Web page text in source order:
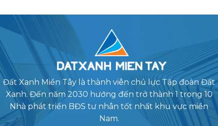
Đất Xanh Miền Tây là thành viên chủ lực Tập đoàn Đất
Xanh. Đến năm 2030 hướng đến trở thành 1 trong 10
Nhà phát triển BĐS tư nhân tốt nhất khu vực miền
Nam.